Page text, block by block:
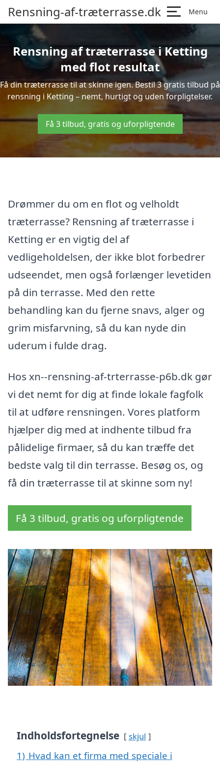
Rensning-af-træterrasse.dk Menu
Rensning af træterrasse i Ketting
med flot resultat
Få din træterrasse til at skinne igen. Bestil 3 gratis tilbud på
rensning i Ketting – nemt, hurtigt og uden forpligtelser.
Få 3 tilbud, gratis og uforpligtende
Drømmer du om en flot og velholdt
træterrasse? Rensning af træterrasse i
Ketting er en vigtig del af
vedligeholdelsen, der ikke blot forbedrer
udseendet, men også forlænger levetiden
på din terrasse. Med den rette
behandling kan du fjerne snavs, alger og
grim misfarvning, så du kan nyde din
uderum i fulde drag.
Hos xn--rensning-af-trterrasse-p6b.dk gør
vi det nemt for dig at finde lokale fagfolk
til at udføre rensningen. Vores platform
hjælper dig med at indhente tilbud fra
pålidelige firmaer, så du kan træffe det
bedste valg til din terrasse. Besøg os, og
få din træterrasse til at skinne som ny!
Få 3 tilbud, gratis og uforpligtende
Indholdsfortegnelse skjul
1) Hvad kan et firma med speciale i